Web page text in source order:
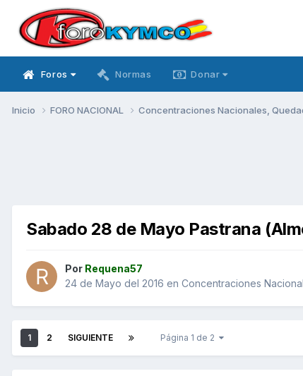
Foros Normas Donar
Inicio FORO NACIONAL Concentraciones Nacionales,
Sabado 28 de Mayo Pastrana
Por Requena57
24 de Mayo del 2016 en Concentraciones
1 2 SIGUIENTE Página 1 de 2